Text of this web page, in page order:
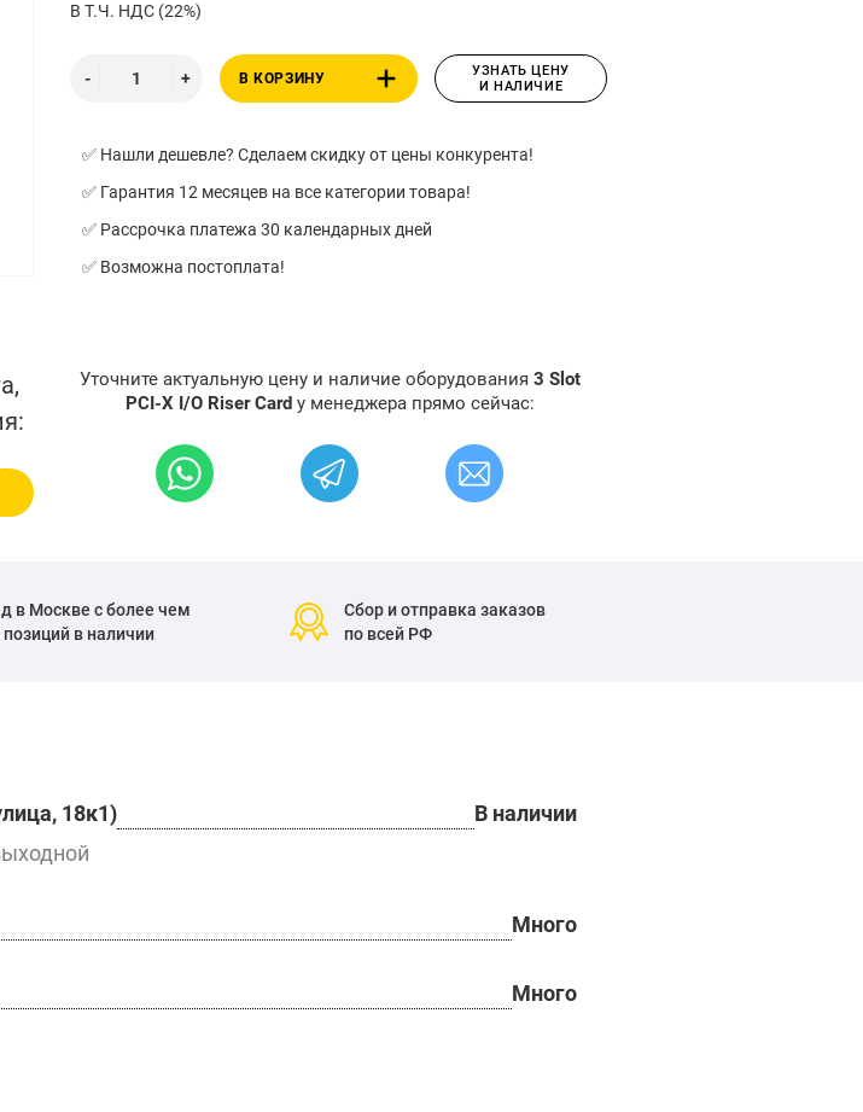
В Т.Ч. НДС (22%)
В КОРЗИНУ
УЗНАТЬ ЦЕНУ
И НАЛИЧИЕ
✅ Нашли дешевле? Сделаем скидку от цены конкурента!
✅ Гарантия 12 месяцев на все категории товара!
✅ Рассрочка платежа 30 календарных дней
✅ Возможна постоплата!
Уточните актуальную цену и наличие оборудования 3 Slot
PCI-X I/O Riser Card у менеджера прямо сейчас:
в Москве с более чем
позиций в наличии
Сбор и отправка заказов
по всей РФ
18к1)
В наличии
Много
Много